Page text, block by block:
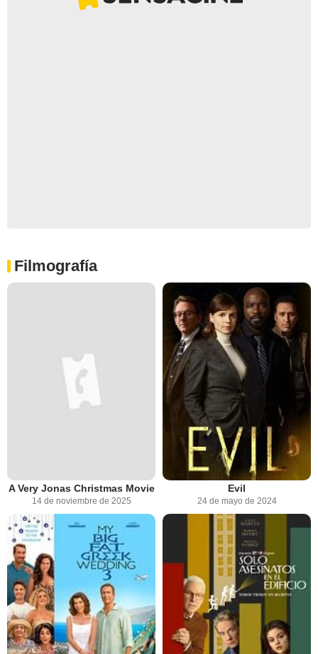
Filmografía
A Very Jonas Christmas Movie
14 de noviembre de 2025
Evil
24 de mayo de 2024